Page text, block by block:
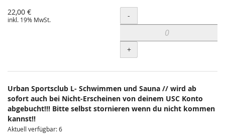
22,00 €
inkl. 19% MwSt. Menge
-
+
Urban Sportsclub L- Schwimmen und Sauna // wird ab
sofort auch bei Nicht-Erscheinen von deinem USC Konto
abgebucht!!! Bitte selbst stornieren wenn du nicht kommen
kannst!!
Aktuell verfügbar: 6